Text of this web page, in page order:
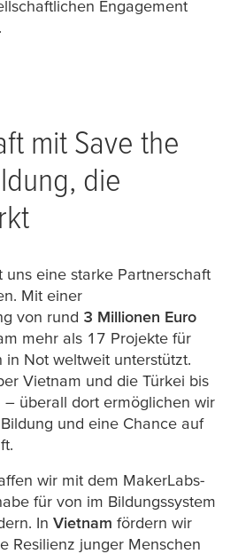
Engagement
mit Save the
die
eine starke Partnerschaft
Mit einer
von rund 3 Millionen Euro
mehr als 17 Projekte für
in Not weltweit unterstützt.
Vietnam und die Türkei bis
– überall dort ermöglichen wir
und eine Chance auf
wir mit dem MakerLabs-
für von im Bildungssystem
In Vietnam fördern wir
Resilienz junger Menschen